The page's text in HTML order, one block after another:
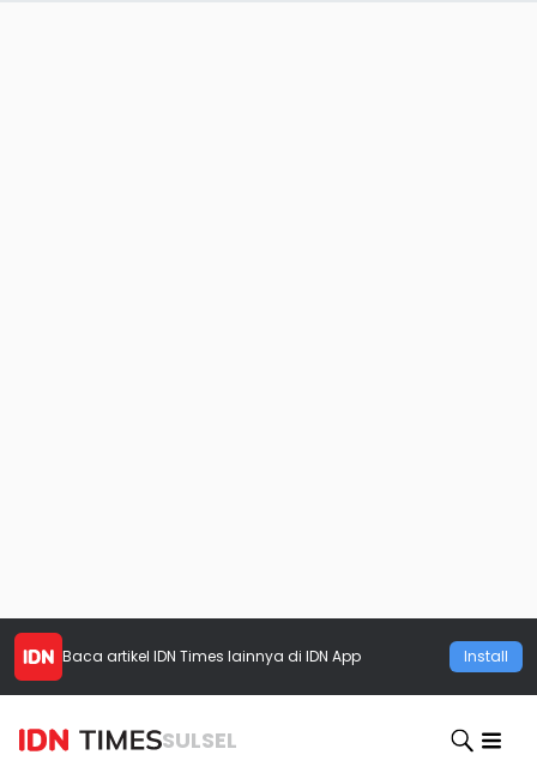
Baca artikel IDN Times lainnya di IDN App Install
SULSEL